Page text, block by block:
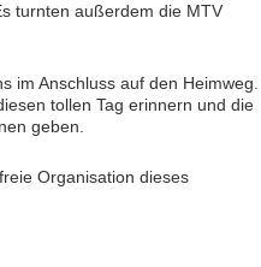
turnten außerdem die MTV
im Anschluss auf den Heimweg.
tollen Tag erinnern und die
geben.
Organisation dieses